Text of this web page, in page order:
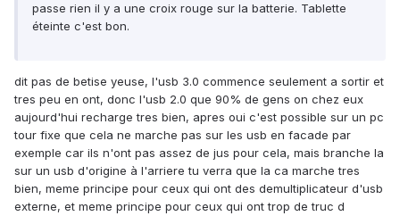
passe rien il y a une croix rouge sur la batterie. Tablette
éteinte c'est bon.
dit pas de betise yeuse, l'usb 3.0 commence seulement a sortir et
tres peu en ont, donc l'usb 2.0 que 90% de gens on chez eux
aujourd'hui recharge tres bien, apres oui c'est possible sur un pc
tour fixe que cela ne marche pas sur les usb en facade par
exemple car ils n'ont pas assez de jus pour cela, mais branche la
sur un usb d'origine à l'arriere tu verra que la ca marche tres
bien, meme principe pour ceux qui ont des demultiplicateur d'usb
externe, et meme principe pour ceux qui ont trop de truc d